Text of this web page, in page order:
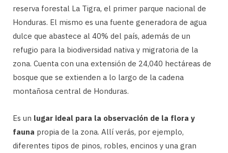
reserva forestal La Tigra, el primer parque nacional de
Honduras. El mismo es una fuente generadora de agua
dulce que abastece al 40% del país, además de un
refugio para la biodiversidad nativa y migratoria de la
zona. Cuenta con una extensión de 24,040 hectáreas de
bosque que se extienden a lo largo de la cadena
montañosa central de Honduras.
Es un lugar ideal para la observación de la flora y
fauna propia de la zona. Allí verás, por ejemplo,
diferentes tipos de pinos, robles, encinos y una gran